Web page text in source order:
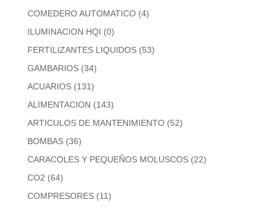
COMEDERO AUTOMATICO (4)
ILUMINACION HQI (0)
FERTILIZANTES LIQUIDOS (53)
GAMBARIOS (34)
ACUARIOS (131)
ALIMENTACION (143)
ARTICULOS DE MANTENIMIENTO (52)
BOMBAS (36)
CARACOLES Y PEQUEÑOS MOLUSCOS (22)
CO2 (64)
COMPRESORES (11)